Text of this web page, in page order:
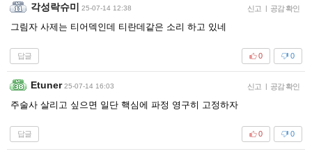
각성락슈미 25-07-14 12:38 신고 | 공감 확인
그림자 사제는 티어덱인데 티란데같은 소리 하고 있네
답글 0
0
Etuner 25-07-14 16:03 신고 | 공감 확인
주술사 살리고 싶으면 일단 핵심에 파정 영구히 고정하자
답글 0
0